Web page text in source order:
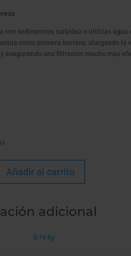
con sedimentos, turbidez o utilizas agua
como primera barrera, alargando la
asegurando una filtración mucho más
Añadir al carrito
adicional
0,16 kg